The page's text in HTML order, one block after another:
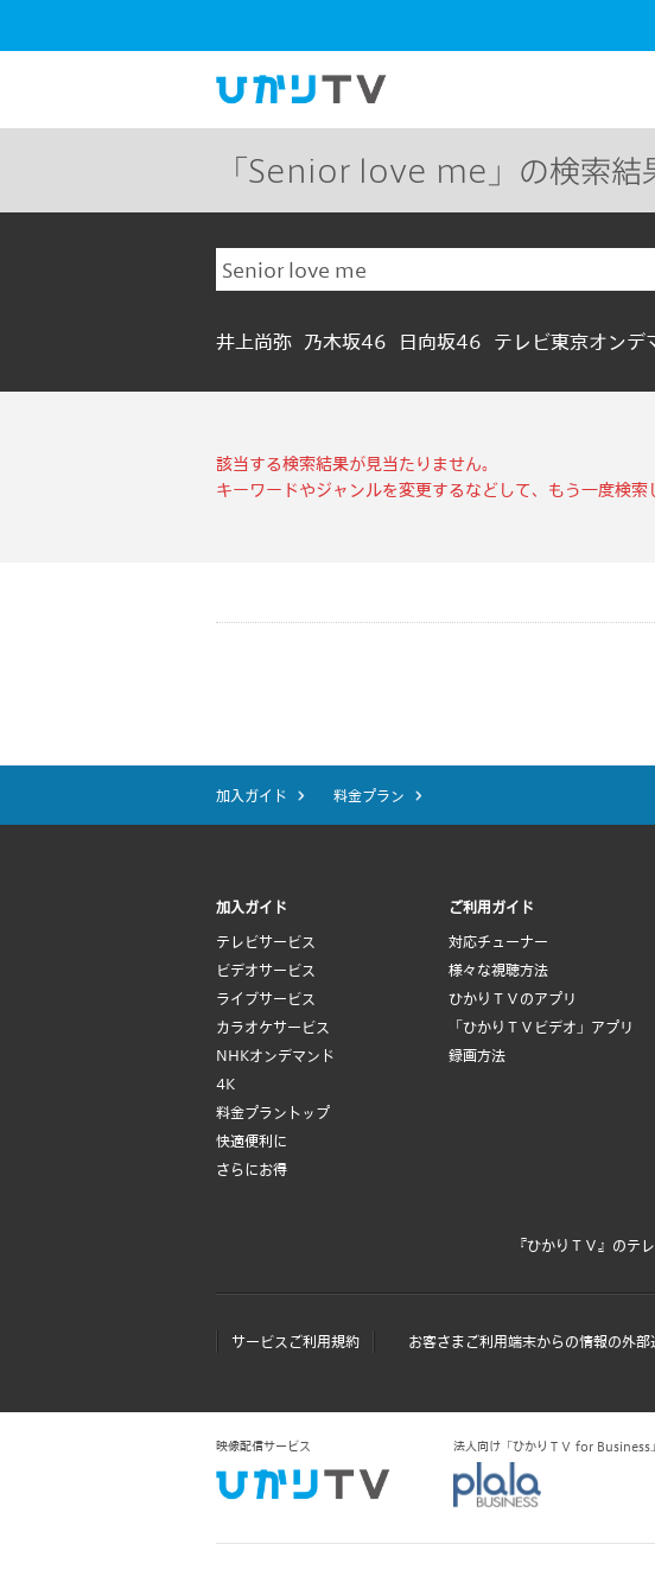
「Senior love me」の検索結
井上尚弥 乃木坂46 日向坂46 テレビ東京オンデ
該当する検索結果が見当たりません。
キーワードやジャンルを変更するなどして、もう一度検索
加入ガイド 料金プラン
加入ガイド
テレビサービス
ビデオサービス
ライブサービス
カラオケサービス
NHKオンデマンド
4K
料金プラントップ
快適便利に
さらにお得
ご利用ガイド
対応チューナー
様々な視聴方法
ひかりＴＶのアプリ
「ひかりＴＶビデオ」アプリ
録画方法
『ひかりＴＶ』のテ
サービスご利用規約 お客さまご利用端末からの情報の外部
映像配信サービス 法人向け「ひかりＴＶ for Business」